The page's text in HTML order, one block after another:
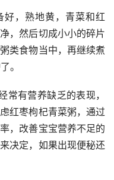
，熟地黄，青菜和红
，然后切成小小的碎片
类食物当中，再继续煮
。
有营养缺乏的表现，
红枣枸杞青菜粥，通过
，改善宝宝营养不足的
决定，如果出现便秘还